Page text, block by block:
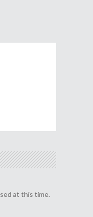
at this time.